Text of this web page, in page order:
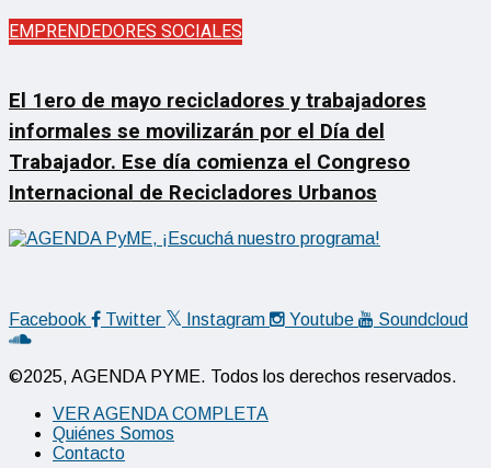
EMPRENDEDORES SOCIALES
El 1ero de mayo recicladores y trabajadores
informales se movilizarán por el Día del
Trabajador. Ese día comienza el Congreso
Internacional de Recicladores Urbanos
Facebook Twitter Instagram Youtube Soundcloud
©2025, AGENDA PYME. Todos los derechos reservados.
VER AGENDA COMPLETA
Quiénes Somos
Contacto